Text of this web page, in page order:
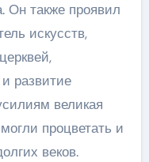
Он также проявил
искусств,
развитие
великая
процветать и
веков.